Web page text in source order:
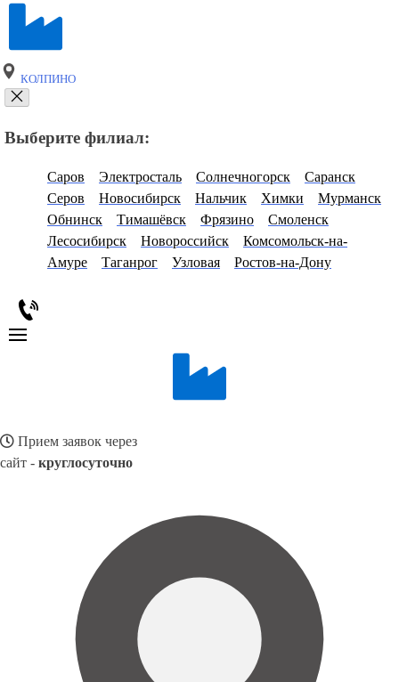
КОЛПИНО
Выберите филиал:
Саров Электросталь Солнечногорск
Саранск
Серов
Новосибирск Нальчик Химки
Мурманск
Обнинск
Тимашёвск Фрязино
Смоленск
Лесосибирск
Новороссийск
Комсомольск-на-
Амуре
Таганрог Узловая Ростов-на-Дону
Прием заявок через
сайт - круглосуточно